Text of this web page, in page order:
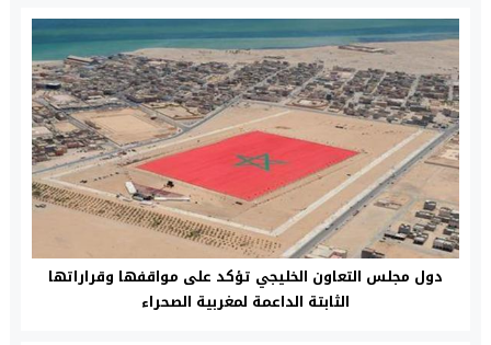
دول مجلس التعاون الخليجي تؤكد على مواقفها وقراراتها
الثابتة الداعمة لمغربية الصحراء